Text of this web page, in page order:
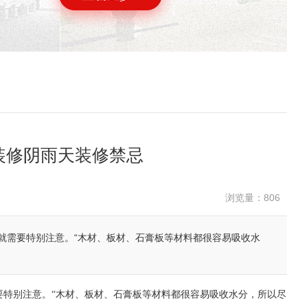
阴雨天装修禁忌
浏览量： 806
要特别注意。“木材、板材、石膏板等材料都很容易吸收水
别注意。“木材、板材、石膏板等材料都很容易吸收水分，所以尽